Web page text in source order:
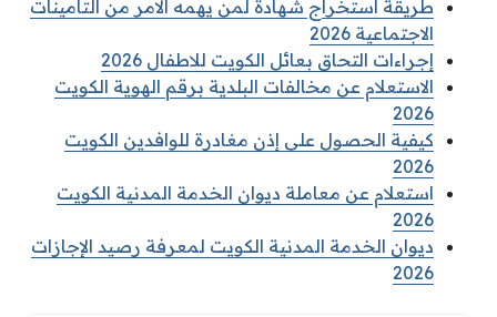
طريقة استخراج شهادة لمن يهمه الامر من التأمينات
الاجتماعية 2026
إجراءات التحاق بعائل الكويت للاطفال 2026
الاستعلام عن مخالفات البلدية برقم الهوية الكويت
2026
كيفية الحصول على إذن مغادرة للوافدين الكويت
2026
استعلام عن معاملة ديوان الخدمة المدنية الكويت
2026
ديوان الخدمة المدنية الكويت لمعرفة رصيد الإجازات
2026